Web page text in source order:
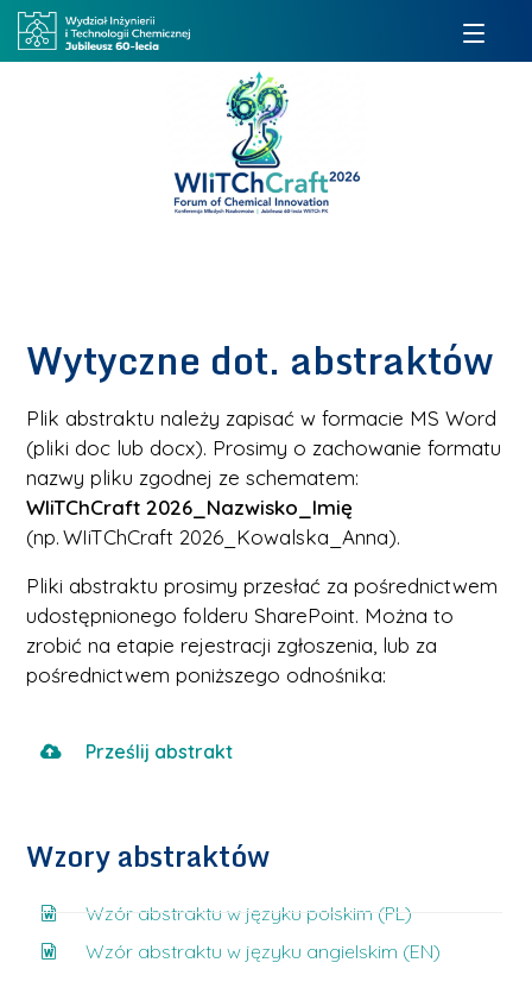
Wytyczne dot. abstraktów
Plik abstraktunależy zapisać w formacie MS Word
(pliki doc lub docx). Prosimy o zachowanie formatu
nazwy pliku zgodnej ze schematem:
WIiTChCraft 2026_Nazwisko_Imię
(np.WIiTChCraft 2026 _Kowalska_Anna).
Pliki abstraktu prosimy przesłać za pośrednictwem
udostępnionego folderu SharePoint. Można to
zrobić na etapie rejestracji zgłoszenia, lub za
pośrednictwem poniższego odnośnika:
Prześlij abstrakt
Wzory abstraktów
Wzór abstraktu w języku polskim (PL)
Wzór abstraktu w języku angielskim (EN)